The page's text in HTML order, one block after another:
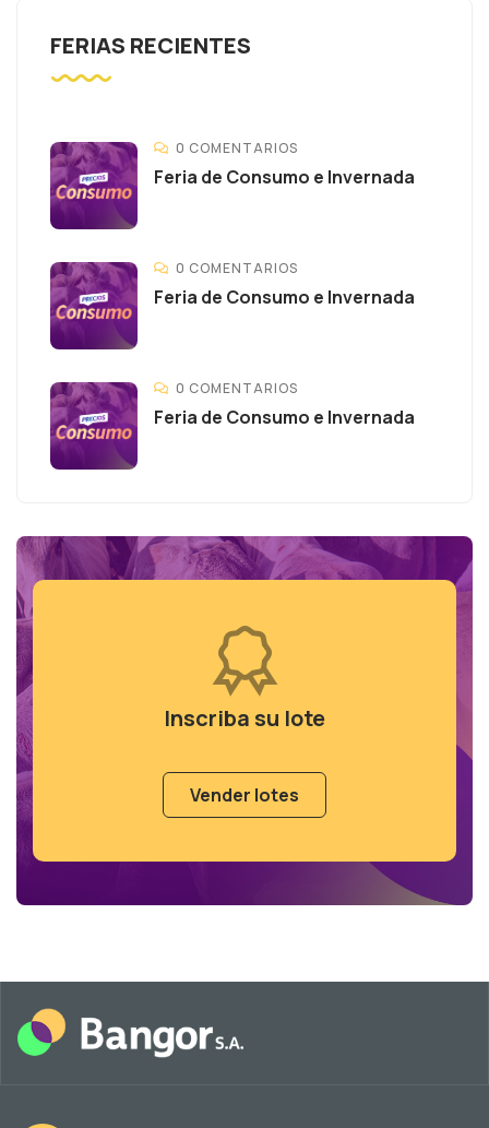
FERIAS RECIENTES
0 COMENTARIOS
Feria de Consumo e Invernada
0 COMENTARIOS
Feria de Consumo e Invernada
0 COMENTARIOS
Feria de Consumo e Invernada
Inscriba su lote
Vender lotes